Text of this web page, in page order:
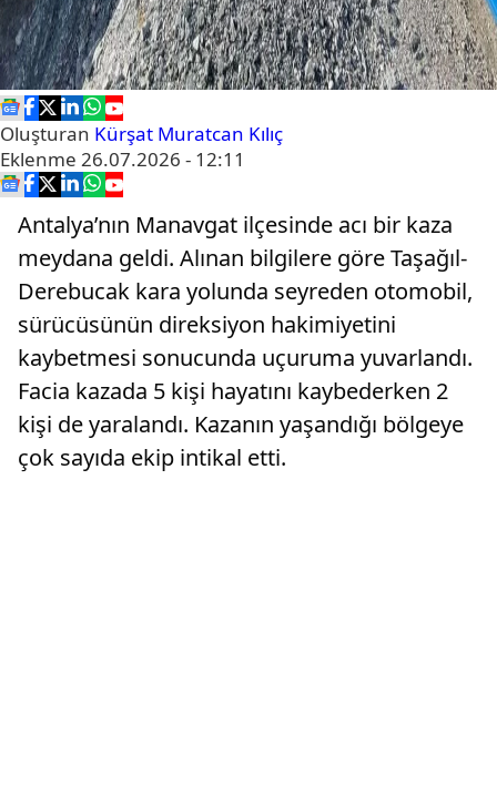
Oluşturan Kürşat Muratcan Kılıç
Eklenme 26.07.2026 - 12:11
Antalya’nın Manavgat ilçesinde acı bir kaza
meydana geldi. Alınan bilgilere göre Taşağıl-
Derebucak kara yolunda seyreden otomobil,
sürücüsünün direksiyon hakimiyetini
kaybetmesi sonucunda uçuruma yuvarlandı.
Facia kazada 5 kişi hayatını kaybederken 2
kişi de yaralandı. Kazanın yaşandığı bölgeye
çok sayıda ekip intikal etti.